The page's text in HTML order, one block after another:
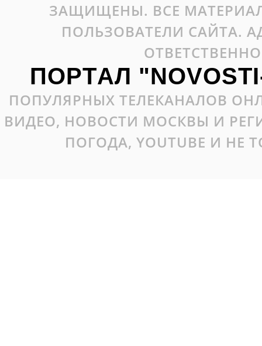
ЗАЩИЩЕНЫ. ВСЕ
ПОЛЬЗОВАТЕЛИ САЙТА.
ПОРТАЛ
ПОПУЛЯРНЫХ ТЕЛЕКАНАЛОВ
ВИДЕО, НОВОСТИ МОСКВЫ И
ПОГОДА, YOUTUBE И